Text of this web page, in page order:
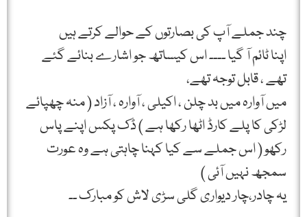
چند جملے آپ کی بصارتوں کے حوالے کرتے ہیں
اپنا ٹائم آ گیا ۔۔۔۔ اس کیساتھ جو اشارے بنائے گئے
تھے ، قابل توجہ تھے،
میں آوارہ میں بد چلن ، اکیلی ، آوارہ ، آزاد ( منہ چھپائے
لڑکی کا پلے کارڈ اٹھا رکھا ہے ) ڈک پکس اپنے پاس
رکھو ( اس جملے سے کیا کہنا چاہتی ہے وہ عورت
سمجھ نہیں آئی )
یہ چادر،چار دیواری گلی سڑی لاش کو مبارک ۔۔